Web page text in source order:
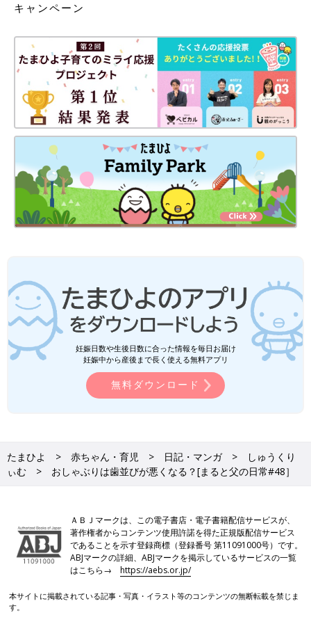
キャンペーン
妊娠日数や生後日数に合った情報を毎日お届け
妊娠中から産後まで長く使える無料アプリ
無料ダウンロード
たまひよ 赤ちゃん・育児 日記・マンガ
しゅうくり
ぃむ
おしゃぶりは歯並びが悪くなる？[まると父の日常#48］
ＡＢＪマークは、この電子書店・電子書籍配信サービスが、
著作権者からコンテンツ使用許諾を得た正規版配信サービス
であることを示す登録商標（登録番号 第11091000号）です。
ABJマークの詳細、ABJマークを掲示しているサービスの一覧
はこちら→https://aebs.or.jp/
本サイトに掲載されている記事・写真・イラスト等のコンテンツの無断転載を禁じま
す。